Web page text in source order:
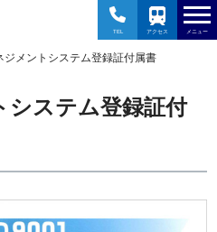
TEL アクセス メニュー
ジメントシステム登録証付属書
システム登録証付